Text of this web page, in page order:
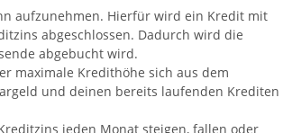
aufzunehmen. Hierfür wird ein Kredit mit
abgeschlossen. Dadurch wird die
abgebucht wird.
maximale Kredithöhe sich aus dem
und deinen bereits laufenden Krediten
jeden Monat steigen, fallen oder